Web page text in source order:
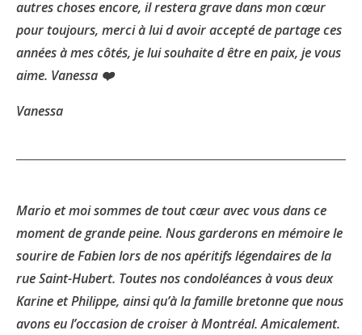
autres choses encore, il restera grave dans mon cœur
pour toujours, merci à lui d avoir accepté de partage ces
années à mes côtés, je lui souhaite d être en paix, je vous
aime. Vanessa ❤️
Vanessa
Mario et moi sommes de tout cœur avec vous dans ce
moment de grande peine. Nous garderons en mémoire le
sourire de Fabien lors de nos apéritifs légendaires de la
rue Saint-Hubert. Toutes nos condoléances à vous deux
Karine et Philippe, ainsi qu’à la famille bretonne que nous
avons eu l’occasion de croiser à Montréal. Amicalement.